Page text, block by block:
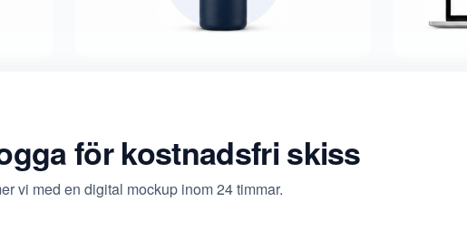
för kostnadsfri skiss
vi med en digital mockup inom 24 timmar.